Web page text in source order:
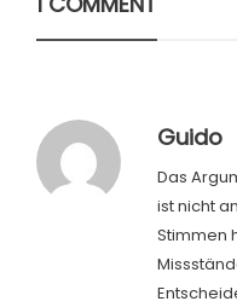
Guido
Das
ist nicht
Stimmen